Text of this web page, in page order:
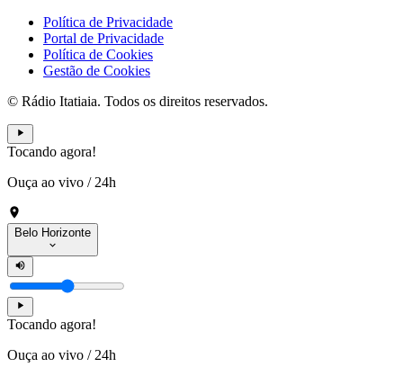
Política de Privacidade
Portal de Privacidade
Política de Cookies
Gestão de Cookies
© Rádio Itatiaia. Todos os direitos reservados.
Tocando agora!
Ouça ao vivo / 24h
Belo Horizonte
Tocando agora!
Ouça ao vivo / 24h